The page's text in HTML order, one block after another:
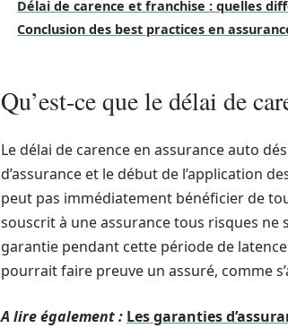
Délai de carence et franchise : quelles
Conclusion des best practices en
Qu’est-ce que le délai de
Le délai de carence en assurance auto
d’assurance et le début de l’application
peut pas immédiatement bénéficier de
souscrit à une assurance tous risques
garantie pendant cette période de
pourrait faire preuve un assuré, comme
A lire également : Les garanties